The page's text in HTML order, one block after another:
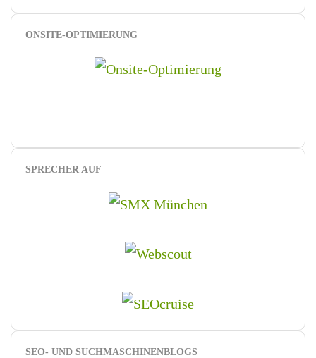
ONSITE-OPTIMIERUNG
SPRECHER AUF
SEO- UND SUCHMASCHINENBLOGS